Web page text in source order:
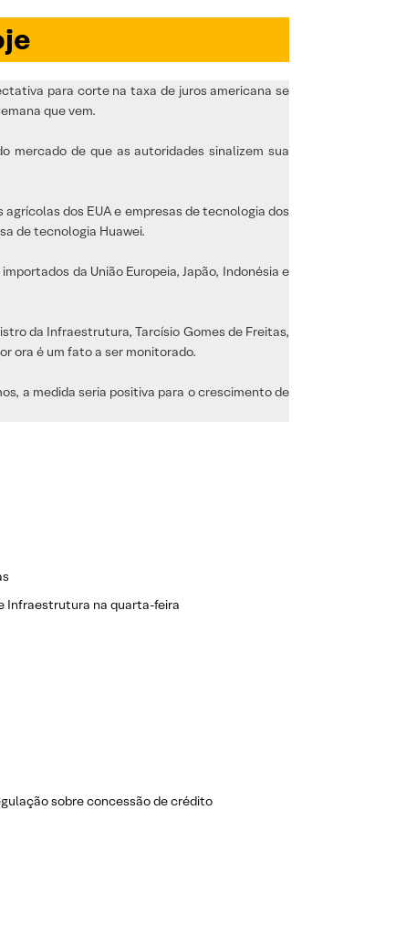
para corte na taxa de juros americana se
que vem.
mercado de que as autoridades sinalizem sua
dos EUA e empresas de tecnologia dos
de tecnologia Huawei.
da União Europeia, Japão, Indonésia e
da Infraestrutura, Tarcísio Gomes de Freitas,
ora é um fato a ser monitorado.
a medida seria positiva para o crescimento de
Infraestrutura na quarta-feira
sobre concessão de crédito